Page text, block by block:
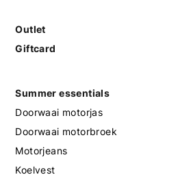
Outlet
Giftcard
Summer essentials
Doorwaai motorjas
Doorwaai motorbroek
Motorjeans
Koelvest